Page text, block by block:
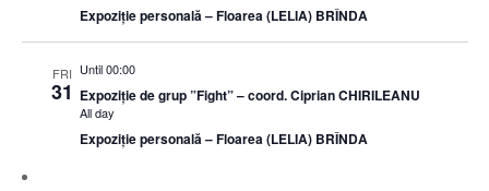
Expoziție personală – Floarea (LELIA) BRÎNDA
FRI
31
Until 00:00
Expoziție de grup ”Fight” – coord. Ciprian CHIRILEANU
All day
Expoziție personală – Floarea (LELIA) BRÎNDA